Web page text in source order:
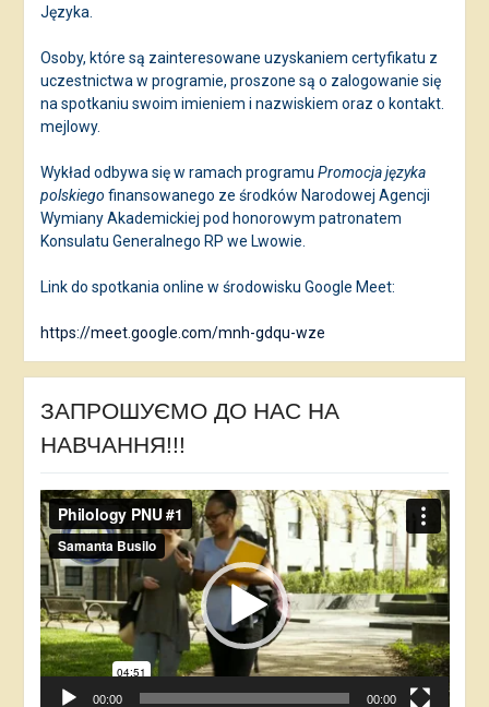
Języka.
Osoby, które są zainteresowane uzyskaniem certyfikatu z
uczestnictwa w programie, proszone są o zalogowanie się
na spotkaniu swoim imieniem i nazwiskiem oraz o kontakt.
mejlowy.
Wykład odbywa się w ramach programu Promocja języka
polskiego finansowanego ze środków Narodowej Agencji
Wymiany Akademickiej pod honorowym patronatem
Konsulatu Generalnego RP we Lwowie.
Link do spotkania online w środowisku Google Meet:
https://meet.google.com/mnh-gdqu-wze
ЗАПРОШУЄМО ДО НАС НА
НАВЧАННЯ!!!
Відеопрогравач
00:00 00:00